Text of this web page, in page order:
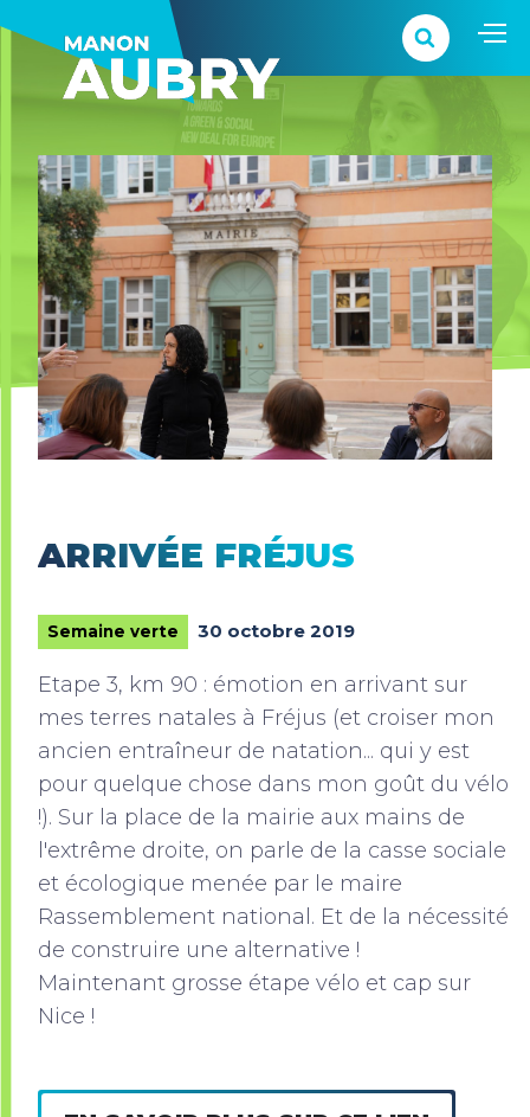
ARRIVÉE FRÉJUS
Semaine verte 30 octobre 2019
Etape 3, km 90 : émotion en arrivant sur
mes terres natales à Fréjus (et croiser mon
ancien entraîneur de natation... qui y est
pour quelque chose dans mon goût du vélo
!). Sur la place de la mairie aux mains de
l'extrême droite, on parle de la casse sociale
et écologique menée par le maire
Rassemblement national. Et de la nécessité
de construire une alternative !
Maintenant grosse étape vélo et cap sur
Nice !